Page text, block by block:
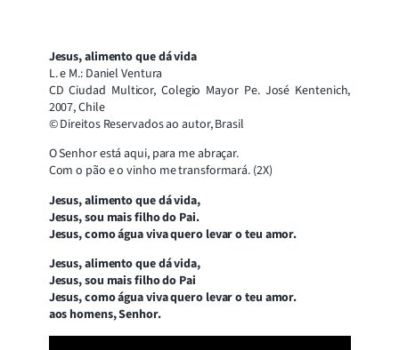
Jesus, alimento que dá vida
L. e M.: Daniel Ventura
CD Ciudad Multicor, Colegio Mayor Pe. José Kentenich,
2007, Chile
© Direitos Reservados ao autor, Brasil
O Senhor está aqui, para me abraçar.
Com o pão e o vinho me transformará. (2X)
Jesus, alimento que dá vida,
Jesus, sou mais filho do Pai.
Jesus, como água viva quero levar o teu amor.
Jesus, alimento que dá vida,
Jesus, sou mais filho do Pai
Jesus, como água viva quero levar o teu amor.
aos homens, Senhor.